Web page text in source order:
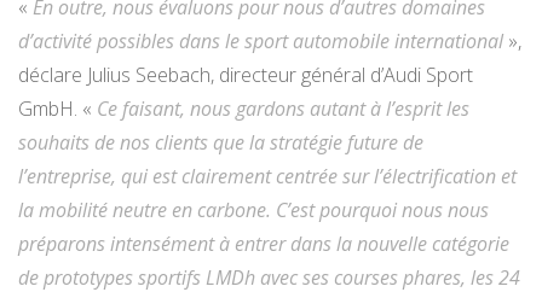
« En outre, nous évaluons pour nous d’autres domaines
d’activité possibles dans le sport automobile international »,
déclare Julius Seebach, directeur général d’Audi Sport
GmbH. « Ce faisant, nous gardons autant à l’esprit les
souhaits de nos clients que la stratégie future de
l’entreprise, qui est clairement centrée sur l’électrification et
la mobilité neutre en carbone. C’est pourquoi nous nous
préparons intensément à entrer dans la nouvelle catégorie
de prototypes sportifs LMDh avec ses courses phares, les 24